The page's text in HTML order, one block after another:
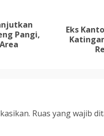
Previous
Pangi,
Next
Eks
Ruas yang wajib